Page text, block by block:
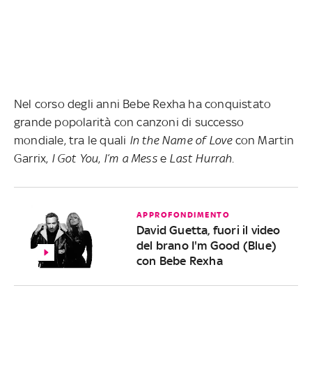
Nel corso degli anni Bebe Rexha ha conquistato
grande popolarità con canzoni di successo
mondiale, tra le quali In the Name of Lovecon Martin
Garrix, I Got You, I’m a Messe Last Hurrah.
APPROFONDIMENTO
David Guetta, fuori il video
del brano I'm Good (Blue)
con Bebe Rexha